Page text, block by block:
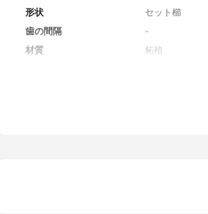
形状
セット櫛
歯の間隔
-
材質
柘植